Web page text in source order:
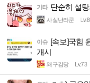
기타 단순히 설
사실난라쿤
이슈 [속보]국힘
개시
왜구김당 Lv.73